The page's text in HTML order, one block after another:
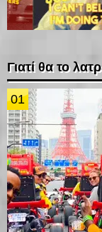
Γιατί θα το
01